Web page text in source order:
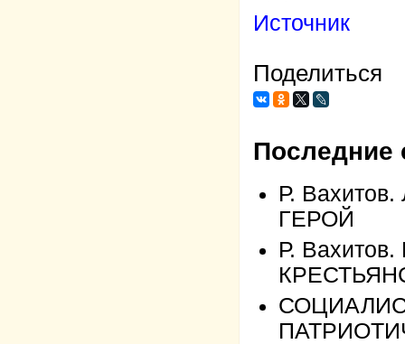
Источник
Поделиться
Последние
Р.
ГЕРОЙ
Р.